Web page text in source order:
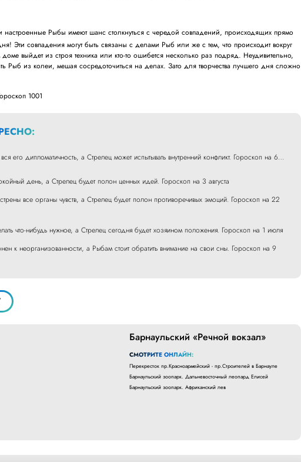
настроенные Рыбы имеют шанс столкнуться с чередой совпадений, происходящих прямо
Эти совпадения могут быть связаны с делами Рыб или же с тем, что происходит вокруг
выйдет из строя техника или кто-то ошибется несколько раз подряд. Неудивительно,
Рыб из колеи, мешая сосредоточиться на делах. Зато для творчества лучшего дня сложно
1001
вся его дипломатичность, а Стрелец может испытывать внутренний конфликт. Гороскоп на 6…
день, а Стрелец будет полон ценных идей. Гороскоп на 3 августа
все органы чувств, а Стрелец будет полон противоречивых эмоций. Гороскоп на 22
что-нибудь нужное, а Стрелец сегодня будет хозяином положения. Гороскоп на 1 июля
к неорганизованности, а Рыбам стоит обратить внимание на свои сны. Гороскоп на 9
Барнаульский «Речной вокзал»
СМОТРИТЕ ОНЛАЙН:
Перекресток пр.Красноармейский - пр.Строителей в Барнауле
Барнаульский зоопарк. Дальневосточный леопард Елисей
Барнаульский зоопарк. Африканский лев